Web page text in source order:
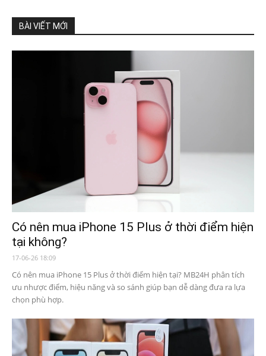
BÀI VIẾT MỚI
Có nên mua iPhone 15 Plus ở thời điểm hiện
tại không?
17-06-26 18:09
Có nên mua iPhone 15 Plus ở thời điểm hiện tại? MB24H phân tích
ưu nhược điểm, hiệu năng và so sánh giúp bạn dễ dàng đưa ra lựa
chọn phù hợp.